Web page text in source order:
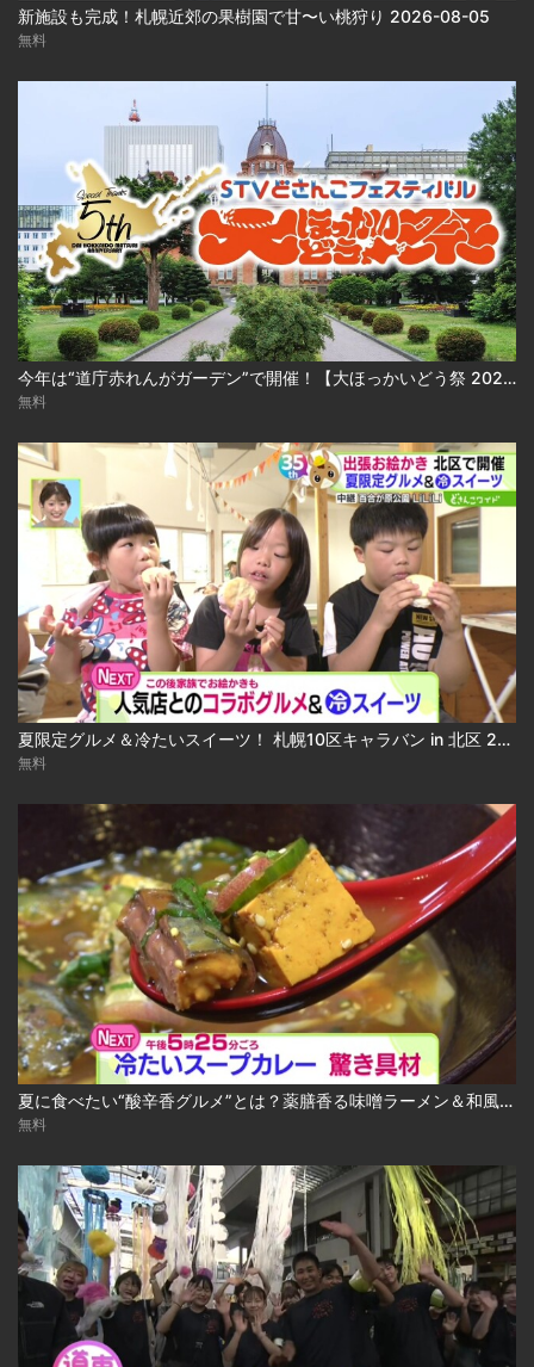
新施設も完成！札幌近郊の果樹園で甘〜い桃狩り 2026-08-05
無料
今年は“道庁赤れんがガーデン”で開催！【大ほっかいどう祭 2026】
無料
夏限定グルメ＆冷たいスイーツ！ 札幌10区キャラバン in 北区 2026-08-04
無料
夏に食べたい“酸辛香グルメ”とは？薬膳香る味噌ラーメン＆和風冷やしスープカレー 2026-08-04
無料